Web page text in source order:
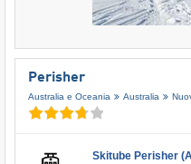
Perisher
Australia e Oceania Australia
Skitube Perisher